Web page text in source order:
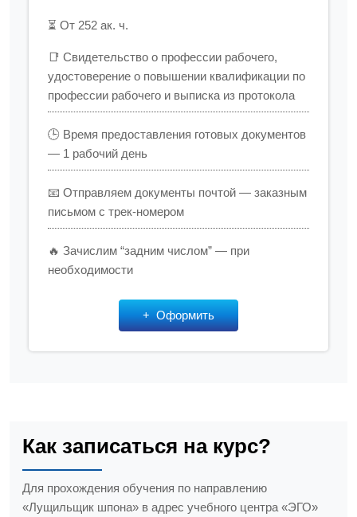
⏳ От 252 ак. ч.
📑 Свидетельство о профессии рабочего,
удостоверение о повышении квалификации по
профессии рабочего и выписка из протокола
🕒 Время предоставления готовых документов
— 1 рабочий день
📧 Отправляем документы почтой — заказным
письмом с трек-номером
🔥 Зачислим “задним числом” — при
необходимости
Оформить
Как записаться на курс?
Для прохождения обучения по направлению
«Лущильщик шпона» в адрес учебного центра «ЭГО»